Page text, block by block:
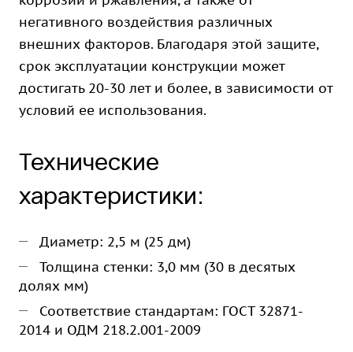
негативного воздействия различных
внешних факторов. Благодаря этой защите,
срок эксплуатации конструкции может
достигать 20-30 лет и более, в зависимости от
условий ее использования.
Технические
характеристики:
Диаметр: 2,5 м (25 дм)
Толщина стенки: 3,0 мм (30 в десятых
долях мм)
Соответствие стандартам: ГОСТ 32871-
2014 и ОДМ 218.2.001-2009